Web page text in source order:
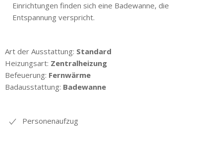
Einrichtungen finden sich eine Badewanne, die
Entspannung verspricht.
Art der Ausstattung: Standard
Heizungsart: Zentralheizung
Befeuerung: Fernwärme
Badausstattung: Badewanne
Personenaufzug